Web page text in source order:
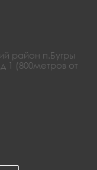
район п.Бугры
1 (800метров от